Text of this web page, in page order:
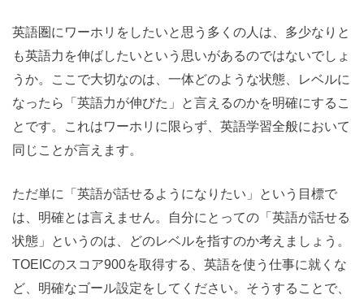
英語圏にワーホリをしたいと思う多くの人は、多少なりと
も英語力を伸ばしたいという思いがあるのではないでしょ
うか。ここで大切なのは、一体どのような状態、レベルに
なったら「英語力が伸びた」と言えるのかを明確にするこ
とです。これはワーホリに限らず、英語学習全般において
同じことが言えます。
ただ単に「英語が話せるようになりたい」という目標で
は、明確とは言えません。自分にとっての「英語が話せる
状態」というのは、どのレベルを指すのか考えましょう。
TOEICのスコア900を取得する、英語を使う仕事に就くな
ど、明確なゴール設定をしてください。そうすることで、